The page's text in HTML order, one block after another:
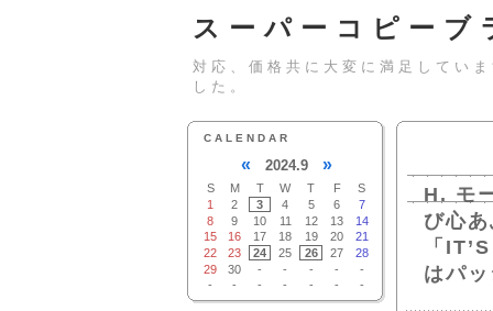
スーパーコピー
対応、価格共に大変に満足してい
した。
H. モ
び心
「
はパ
CALENDAR
« 2024.9 »
S M T W T F
S
1
2 3 4 5 6
7
8
9 10 11 12 13
14
15
16 17 18 19 20
21
22
23 24 25 26 27
28
29
30 - - - -
-
-
- - - - - -